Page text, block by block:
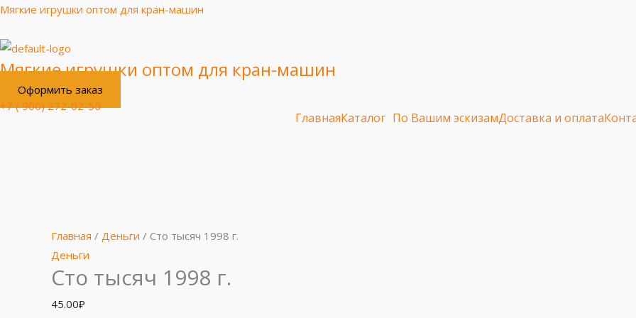
Перейти
содержимому
Мягкие игрушки оптом для кран-машин
Мягкие игрушки оптом для кран-машин
Оформить заказ
+7 ( 900) 272-02-50
ГлавнаяКаталог По Вашим эскизамДоставка и оплата
Главная / Деньги / Сто тысяч 1998 г.
Деньги
Сто тысяч 1998 г.
45.00₽
тысяч
1998
г.